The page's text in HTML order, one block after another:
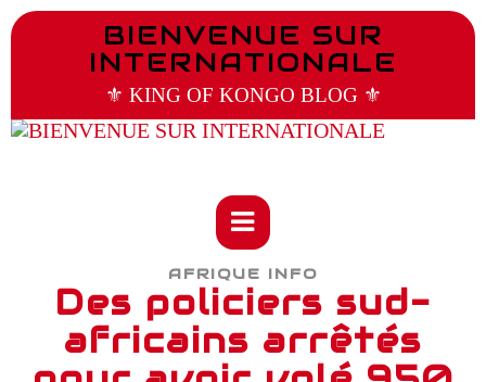
BIENVENUE SUR
INTERNATIONALE
⚜️ KING OF KONGO BLOG ⚜️
AFRIQUE INFO
Des policiers sud-
africains arrêtés